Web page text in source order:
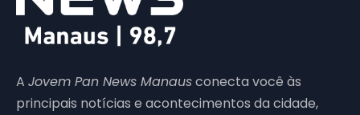
A Jovem Pan News Manausconecta você às
principais notícias e acontecimentos da cidade,